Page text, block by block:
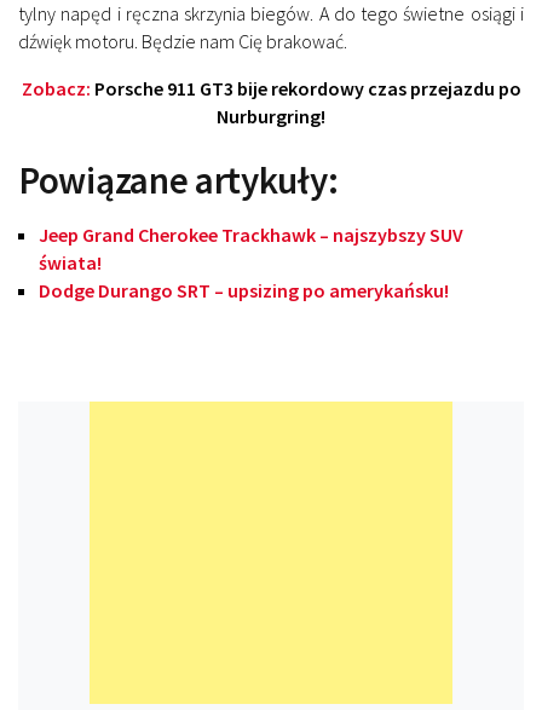
tylny napęd i ręczna skrzynia biegów. A do tego świetne osiągi i
dźwięk motoru. Będzie nam Cię brakować.
Zobacz: Porsche 911 GT3 bije rekordowy czas przejazdu po
Nurburgring!
Powiązane artykuły:
Jeep Grand Cherokee Trackhawk – najszybszy SUV
świata!
Dodge Durango SRT – upsizing po amerykańsku!